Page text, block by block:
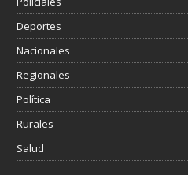
Deportes
Nacionales
Regionales
Política
Rurales
Salud